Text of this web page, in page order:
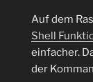
Auf dem
Shell
einfacher.
der